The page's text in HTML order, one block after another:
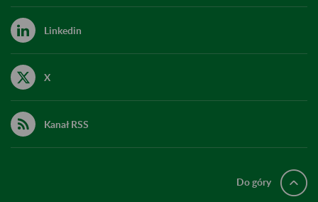
Linkedin
X
Kanał RSS
Do góry